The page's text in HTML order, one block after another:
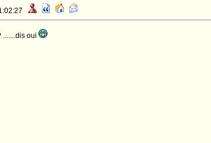
.......dis oui